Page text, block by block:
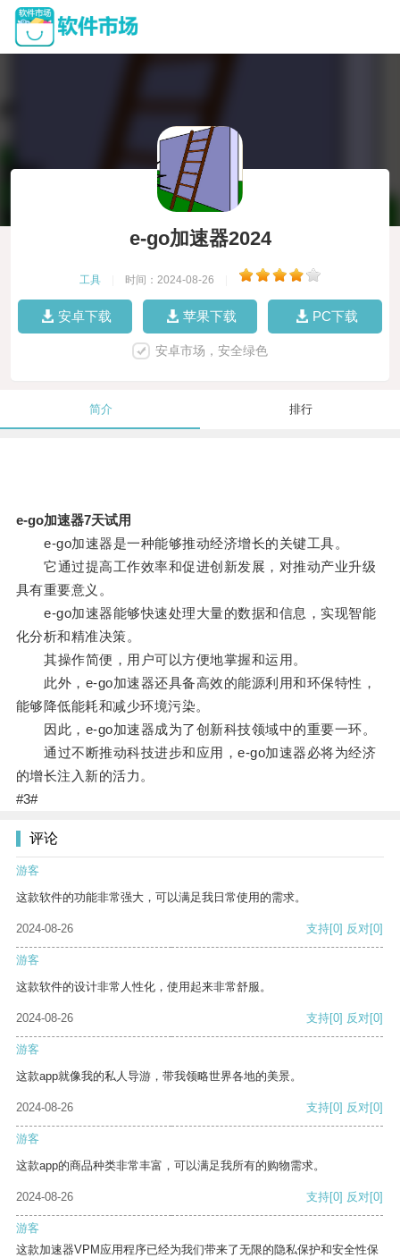
e-go加速器2024
工具 时间：2024-08-26
安卓下载 苹果下载 PC下载
安卓市场，安全绿色
简介 排行
e-go加速器7天试用
e-go加速器是一种能够推动经济增长的关键工具。
它通过提高工作效率和促进创新发展，对推动产业升级
具有重要意义。
e-go加速器能够快速处理大量的数据和信息，实现智能
化分析和精准决策。
其操作简便，用户可以方便地掌握和运用。
此外，e-go加速器还具备高效的能源利用和环保特性，
能够降低能耗和减少环境污染。
因此，e-go加速器成为了创新科技领域中的重要一环。
通过不断推动科技进步和应用，e-go加速器必将为经济
的增长注入新的活力。
#3#
评论
游客
这款软件的功能非常强大，可以满足我日常使用的需求。
2024-08-26 支持[0] 反对[0]
游客
这款软件的设计非常人性化，使用起来非常舒服。
2024-08-26 支持[0] 反对[0]
游客
这款app就像我的私人导游，带我领略世界各地的美景。
2024-08-26 支持[0] 反对[0]
游客
这款app的商品种类非常丰富，可以满足我所有的购物需求。
2024-08-26 支持[0] 反对[0]
游客
这款加速器VPM应用程序已经为我们带来了无限的隐私保护和安全性保